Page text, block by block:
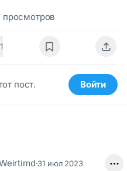
просмотров
1
пост. Войти
·31 июл 2023